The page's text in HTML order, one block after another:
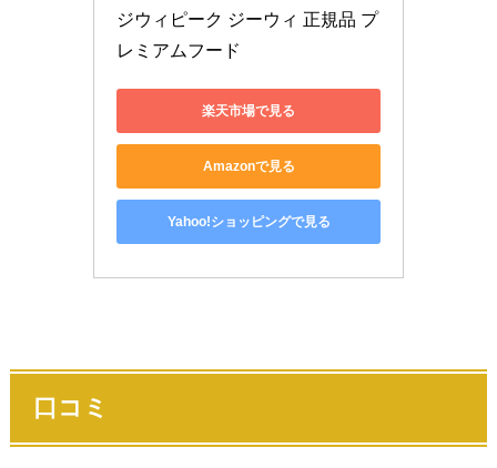
ジウィピーク ジーウィ 正規品 プ
レミアムフード
楽天市場で見る
Amazonで見る
Yahoo!ショッピングで見る
口コミ